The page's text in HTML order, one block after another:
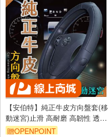
【安伯特】純正牛皮方向盤套(移
動迷宮)止滑 高耐磨 高韌性 透氣
吸汗
贈OPENPOINT